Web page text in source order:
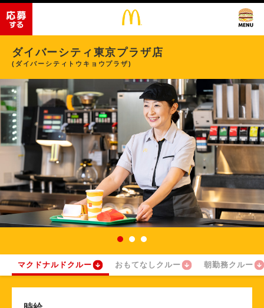
ダイバーシティ東京プラザ店
(ダイバーシティトウキョウプラザ)
マクドナルドクルー おもてなしクルー 朝勤務クルー